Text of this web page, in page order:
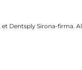
Dentsply Sirona-firma.